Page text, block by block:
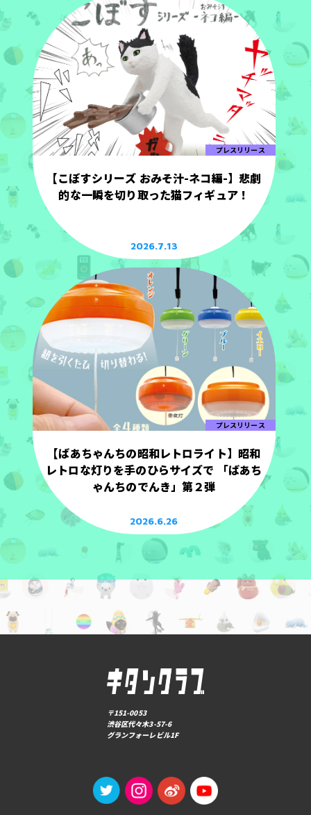
プレスリリース
【こぼすシリーズ おみそ汁-ネコ編-】悲劇
的な一瞬を切り取った猫フィギュア！
2026.7.13
プレスリリース
【ばあちゃんちの昭和レトロライト】昭和
レトロな灯りを手のひらサイズで 「ばあち
ゃんちのでんき」第２弾
2026.6.26
〒151-0053
渋谷区代々木3-57-6
グランフォーレビル1F